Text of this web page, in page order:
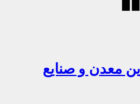
معدن و صنایع